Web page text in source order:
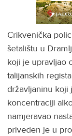
Crikvenička
šetalištu u
koji je upravljao
talijanskih
državljaninu koji
koncentraciji
namjeravao
priveden je u